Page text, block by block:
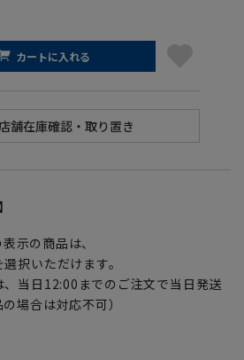
カートに入れる
表示の商品は、
択いただけます。
当日12:00までのご注文で当日発送
場合は対応不可）